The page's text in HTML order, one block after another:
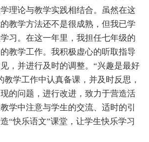
理论与教学实践相结合。虽然在这
教学方法还不是很成熟，但我已学
习。在这一年里，我担任七年级的
教学工作。我积极虚心的听取指导
，并进行及时的调整。“兴趣是最好
教学工作中认真备课，并及时反思，
的问题，进行改进，致力于营造活
学中注意与学生的交流、适时的引
“快乐语文”课堂，让学生快乐学习